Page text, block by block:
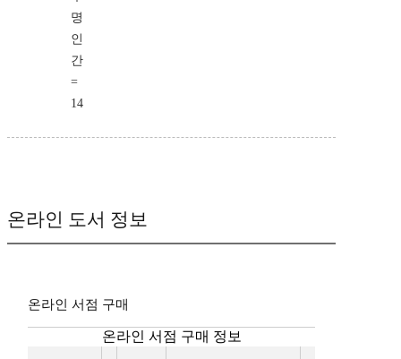
명
인
간
=
14
온라인 도서 정보
온라인 서점 구매
온라인 서점 구매 정보